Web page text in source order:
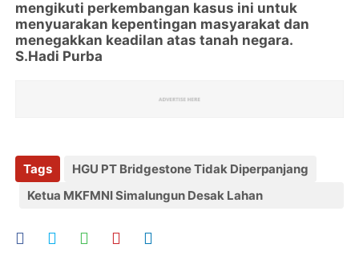
mengikuti perkembangan kasus ini untuk
menyuarakan kepentingan masyarakat dan
menegakkan keadilan atas tanah negara.
S.Hadi Purba
Tags
HGU PT Bridgestone Tidak Diperpanjang
Ketua MKFMNI Simalungun Desak Lahan